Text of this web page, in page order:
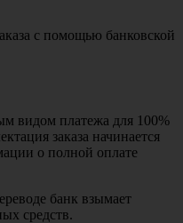
с помощью банковской
видом платежа для 100%
заказа начинается
о полной оплате
банк взымает
средств.